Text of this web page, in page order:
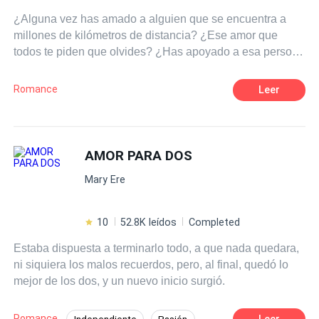
para ellos en este momento no es que se descubra su
mentira; sino la horrible y inequívoca verdad: están
enamorándose de la única persona a quien les dijeron
el odio. Un amor construido sobre secretos.
¿Alguna vez has amado a alguien que se encuentra a
millones de kilómetros de distancia? ¿Ese amor que
todos te piden que olvides? ¿Has apoyado a esa persona
a alguien imposible? Pues te diré algo, esa es la rutina
mejor renunciar a todo.
Romance Leer
AMOR PARA DOS
Mary Ere
10 52.8K leídos Completed
Estaba dispuesta a terminarlo todo, a que nada quedara,
ni siquiera los malos recuerdos, pero, al final, quedó lo
mejor de los dos, y un nuevo inicio surgió.